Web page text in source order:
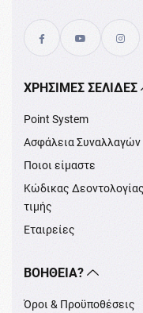
XΡΉΣΙΜΕΣ ΣΕΛΊΔΕΣ
Point System
Ασφάλεια Συναλλαγών
Ποιοι είμαστε
Κώδικας
τιμής
Εταιρείες
ΒΟΉΘΕΙΑ?
Όροι & Προϋποθέσεις